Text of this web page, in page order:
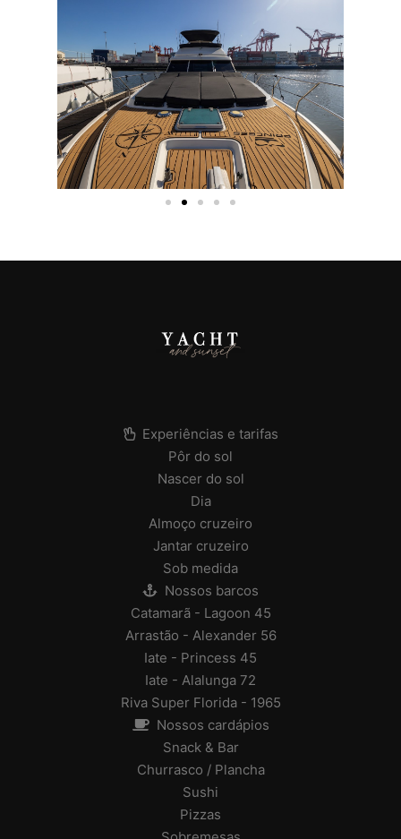
Experiências e tarifas
Pôr do sol
Nascer do sol
Dia
Almoço cruzeiro
Jantar cruzeiro
Sob medida
Nossos barcos
Catamarã - Lagoon 45
Arrastão - Alexander 56
Iate - Princess 45
Iate - Alalunga 72
Riva Super Florida - 1965
Nossos cardápios
Snack & Bar
Churrasco / Plancha
Sushi
Pizzas